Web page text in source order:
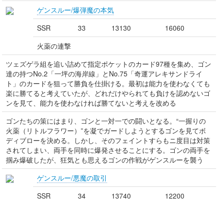
ゲンスルー/爆弾魔の本気
SSR
33 13130
16060
火薬の連撃
ツェズゲラ組を追い詰めて指定ポケットのカード97種を集め、ゴン
達の持つNo.2「一坪の海岸線」とNo.75「奇運アレキサンドライ
ト」のカードを狙って勝負を仕掛ける。最初は能力を使わなくても
楽に勝てると考えていたが、どれだけやられても負けを認めないゴ
ンを見て、能力を使わなければ勝てないと考えを改める
ゴンたちの策にはまり、ゴンと一対一での闘いとなる。“一握りの
火薬（リトルフラワー）”を凝でガードしようとするゴンを見てボ
ディブローを決める。しかし、そのフェイントすらもニ度目は対策
されてしまい、両手を同時に爆発させることにする。ゴンの両手を
掴み爆破したが、狂気とも思えるゴンの作戦がゲンスルーを襲う
ゲンスルー/悪魔の取引
SSR
34 13740
12200